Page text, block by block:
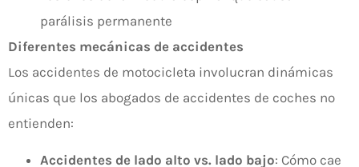
parálisis permanente
Diferentes mecánicas de accidentes
Los accidentes de motocicleta involucran dinámicas
únicas que los abogados de accidentes de coches no
entienden:
Accidentes de lado alto vs. lado bajo: Cómo cae